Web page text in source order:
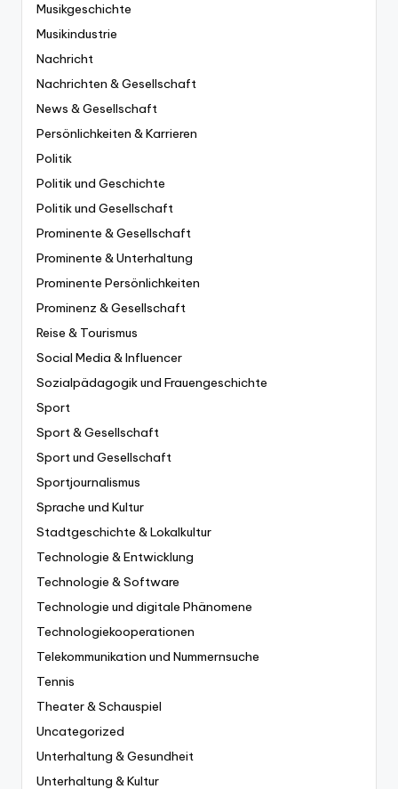
Musikgeschichte
Musikindustrie
Nachricht
Nachrichten & Gesellschaft
News & Gesellschaft
Persönlichkeiten & Karrieren
Politik
Politik und Geschichte
Politik und Gesellschaft
Prominente & Gesellschaft
Prominente & Unterhaltung
Prominente Persönlichkeiten
Prominenz & Gesellschaft
Reise & Tourismus
Social Media & Influencer
Sozialpädagogik und Frauengeschichte
Sport
Sport & Gesellschaft
Sport und Gesellschaft
Sportjournalismus
Sprache und Kultur
Stadtgeschichte & Lokalkultur
Technologie & Entwicklung
Technologie & Software
Technologie und digitale Phänomene
Technologiekooperationen
Telekommunikation und Nummernsuche
Tennis
Theater & Schauspiel
Uncategorized
Unterhaltung & Gesundheit
Unterhaltung & Kultur